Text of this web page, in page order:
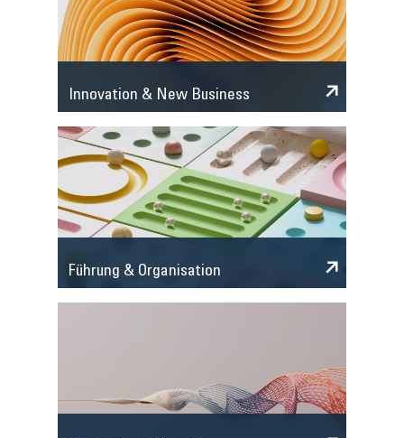
Innovation & New Business
Führung & Organisation